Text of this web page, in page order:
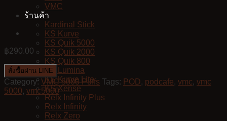
VMC
ร้านค้า
Kardinal Stick
KS Kurve
KS Quik 5000
KS Quik 2000
KS Quik 800
KS Lumina
KS Kurve Lite
KS Xense
Relx Infinity Plus
Relx Infinity
Relx Zero
฿290.00
สั่งซื้อผ่าน LINE
Category: VMC 5000 Puffs Tags: POD, podcafe, vmc, vmc
5000, vmc5000